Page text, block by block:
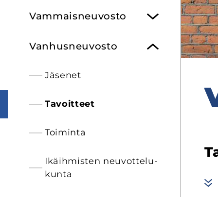
Vam­mais­neu­vos­to
Van­hus­neu­vos­to
Jä­se­net
Ta­voit­teet
Toi­min­ta
Ikäih­mis­ten neu­vot­te­lu­
kun­ta